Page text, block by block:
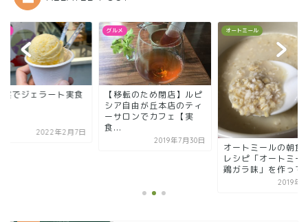
転のため閉店】ルピ
オートミール
オートミールの朝食簡単
スイーツ
田ノ実でジェラート
レポ
2022年2